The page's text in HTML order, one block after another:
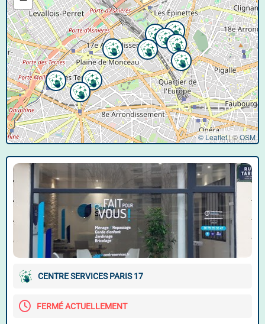
© Leaflet|©OSM
CENTRE SERVICES PARIS 17
FERMÉ ACTUELLEMENT